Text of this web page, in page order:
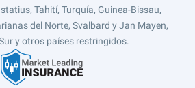
Tahití, Turquía, Guinea-Bissau,
del Norte, Svalbard y Jan Mayen,
y otros países restringidos.